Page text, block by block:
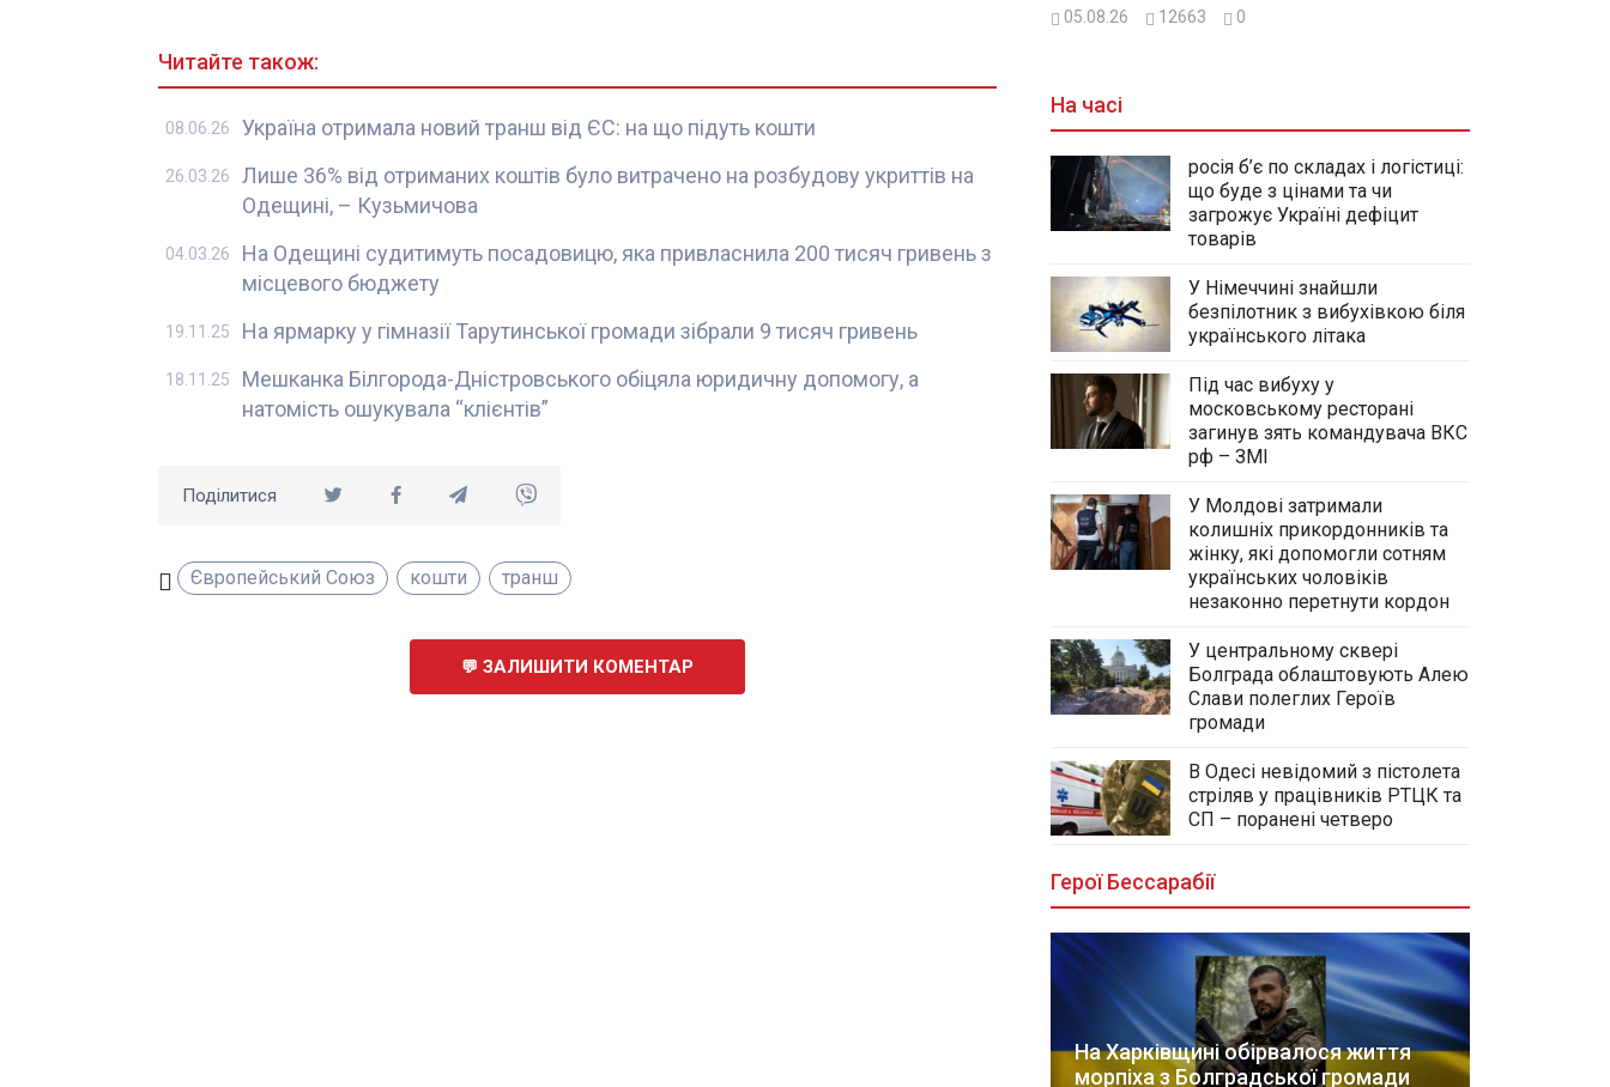
Читайте також:
Україна отримала новий транш від ЄС: на що підуть кошти
08.06.26
Лише 36% від отриманих коштів було витрачено на розбудову укриттів на
Одещині, – Кузьмичова
26.03.26
На Одещині судитимуть посадовицю, яка привласнила 200 тисяч гривень з
місцевого бюджету
04.03.26
На ярмарку у гімназії Тарутинської громади зібрали 9 тисяч гривень
19.11.25
Мешканка Білгорода-Дністровського обіцяла юридичну допомогу, а
натомість ошукувала “клієнтів”
18.11.25
Поділитися
Європейський Союз кошти транш
ЗАЛИШИТИ КОМЕНТАР
05.08.26 12663 0
На часі
росія б’є по складах і логістиці:
що буде з цінами та чи
загрожує Україні дефіцит
товарів
У Німеччині знайшли
безпілотник з вибухівкою біля
українського літака
Під час вибуху у
московському ресторані
загинув зять командувача ВКС
рф – ЗМІ
У Молдові затримали
колишніх прикордонників та
жінку, які допомогли сотням
українських чоловіків
незаконно перетнути кордон
У центральному сквері
Болграда облаштовують Алею
Слави полеглих Героїв
громади
В Одесі невідомий з пістолета
стріляв у працівників РТЦК та
СП – поранені четверо
Герої Бессарабії
На Харківщині обірвалося життя
морпіха з Болградської громади